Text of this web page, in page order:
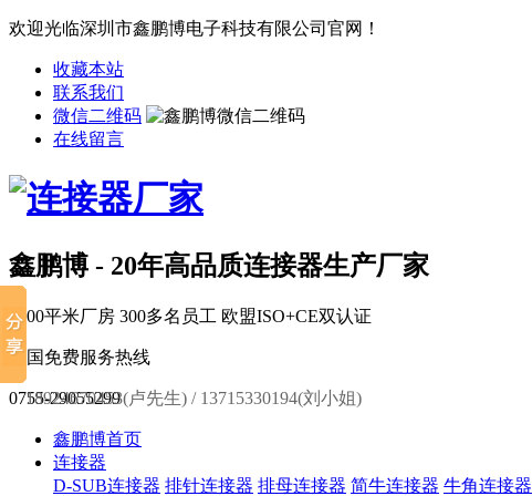
欢迎光临深圳市鑫鹏博电子科技有限公司官网！
收藏本站
联系我们
微信二维码
在线留言
鑫鹏博 - 20年高品质连接器生产厂家
6000平米厂房 300多名员工 欧盟ISO+CE双认证
全国免费服务热线
0755-29055299
18924670453(卢先生) / 13715330194(刘小姐)
鑫鹏博首页
连接器
D-SUB连接器 排针连接器 排母连接器 简牛连接器 牛角连接器